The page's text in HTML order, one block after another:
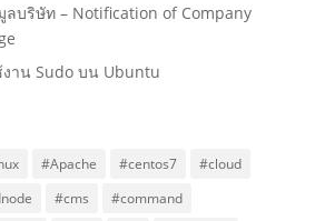
ลบริษัท – Notification of Company
าน Sudo บน Ubuntu
#Apache #centos7
#cloud
#cms
#command